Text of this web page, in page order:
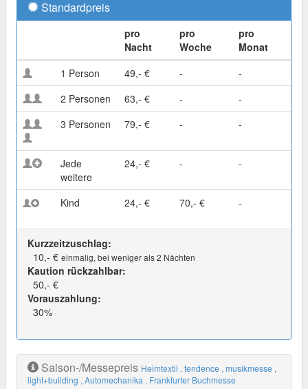
Standardpreis
pro
Nacht
pro
Woche
pro
Monat
1 Person
49,- € -
-
2 Personen
63,- € -
-
3 Personen
79,- € - -
Jede
weitere
24,- € - -
Kind 24,- € 70,- € -
Kurzzeitzuschlag:
10,- € einmalig, bei weniger als 2 Nächten
Kaution rückzahlbar:
50,- €
Vorauszahlung:
30%
Saison-/Messepreis Heimtextil , tendence , musikmesse ,
light+building , Automechanika , Frankfurter Buchmesse